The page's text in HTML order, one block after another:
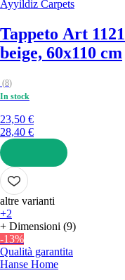
Ayyildiz Carpets
Tappeto Art 1121
beige, 60x110 cm
(8)
In stock
23,50 €
28,40 €
AGGIUNGI
altre varianti
+2
+ Dimensioni (9)
-13%
Qualità garantita
Hanse Home